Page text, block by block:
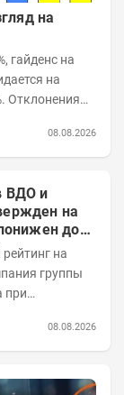
на
гайденс на
08.08.2026
ВДО и
на
до
BBB.ru)
при
08.08.2026